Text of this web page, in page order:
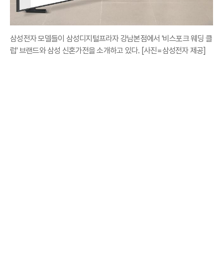
삼성전자 모델들이 삼성디지털프라자 강남본점에서 '비스포크 웨딩 클
럽' 브랜드와 삼성 신혼가전을 소개하고 있다. [사진=삼성전자 제공]